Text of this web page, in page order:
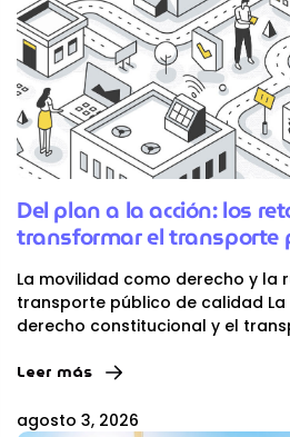
Del plan a la acción: los
transformar el transporte
La movilidad como derecho y la
transporte público de calidad La
derecho constitucional y el
Leer más
agosto 3, 2026